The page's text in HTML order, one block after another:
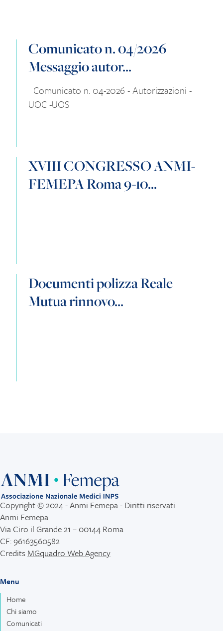
Comunicato n. 04/2026
Messaggio autor...
Comunicato n. 04-2026 - Autorizzazioni -
UOC -UOS
XVIII CONGRESSO ANMI-
FEMEPA Roma 9-10...
Documenti polizza Reale
Mutua rinnovo...
Copyright © 2024 - Anmi Femepa - Diritti riservati
Anmi Femepa
Via Ciro il Grande 21 – 00144 Roma
CF: 96163560582
Credits MGquadro Web Agency
Menu
Home
Chi siamo
Comunicati